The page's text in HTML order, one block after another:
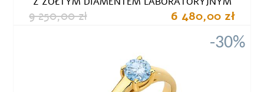
9 250,00 zł 6 480,00 zł
-30%